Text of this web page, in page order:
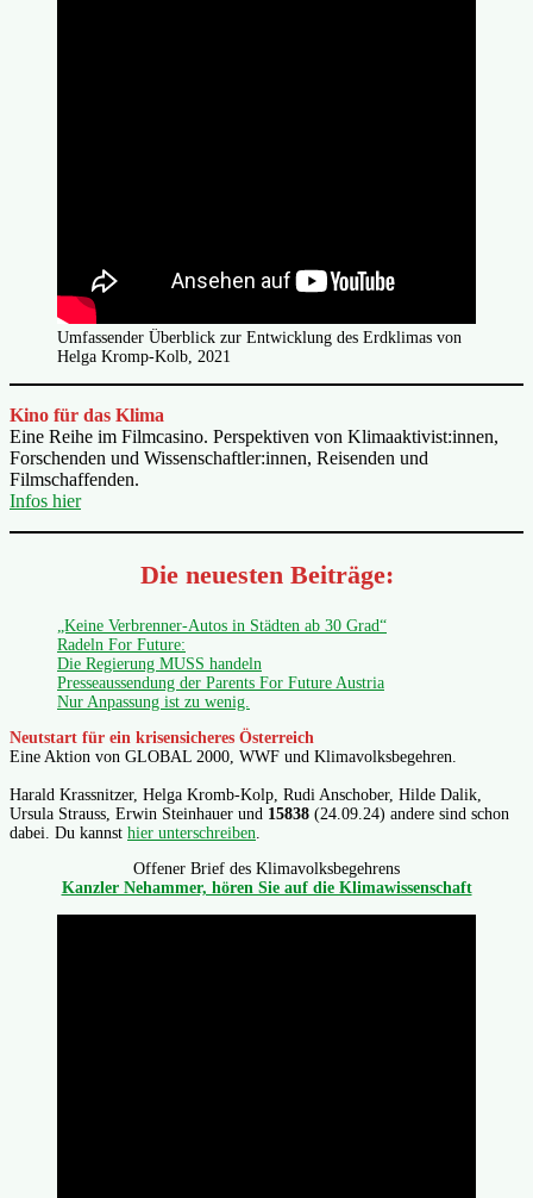
Umfassender Überblick zur Entwicklung des Erdklimas von
Helga Kromp-Kolb, 2021
Kino für das Klima
Eine Reihe im Filmcasino. Perspektiven von Klimaaktivist:innen,
Forschenden und Wissenschaftler:innen, Reisenden und
Filmschaffenden.
Infos hier
Die neuesten Beiträge:
„Keine Verbrenner-Autos in Städten ab 30 Grad“
Radeln For Future:
Die Regierung MUSS handeln
Presseaussendung der Parents For Future Austria
Nur Anpassung ist zu wenig.
Neutstart für ein krisensicheres Österreich
Eine Aktion von GLOBAL 2000, WWF und Klimavolksbegehren.
Harald Krassnitzer, Helga Kromb-Kolp, Rudi Anschober, Hilde Dalik,
Ursula Strauss, Erwin Steinhauer und 15838 (24.09.24) andere sind schon
dabei. Du kannst hier unterschreiben
Offener Brief des Klimavolksbegehrens
Kanzler Nehammer, hören Sie auf die Klimawissenschaft